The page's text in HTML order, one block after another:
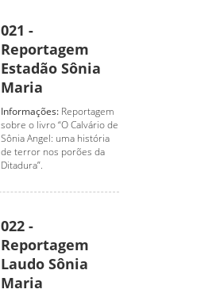
021 -
Reportagem
Estadão Sônia
Maria
Informações: Reportagem
sobre o livro “O Calvário de
Sônia Angel: uma história
de terror nos porões da
Ditadura”.
022 -
Reportagem
Laudo Sônia
Maria